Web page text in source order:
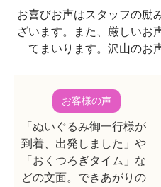
お喜びお声はスタッフの励
ざいます。また、厳しいお
てまいります。沢山のお
お客様の声
「ぬいぐるみ御一行様が
到着、出発しました」や
「おくつろぎタイム」な
どの文面。できあがりの